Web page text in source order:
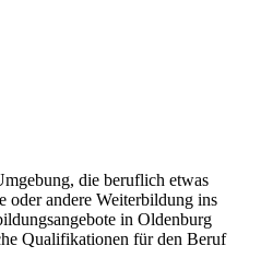
die beruflich etwas
oder andere Weiterbildung ins
in Oldenburg
Qualifikationen für den Beruf